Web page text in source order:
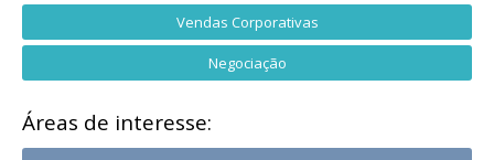
Vendas Corporativas
Negociação
Áreas de interesse: